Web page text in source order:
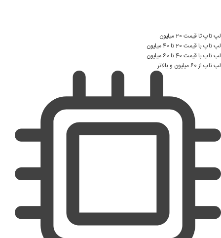
لپ تاپ تا قیمت 20 میلیون
لپ تاپ با قیمت 20 تا 40 میلیون
لپ تاپ با قیمت 40 تا 60 میلیون
لپ تاپ از 60 میلیون و بالاتر